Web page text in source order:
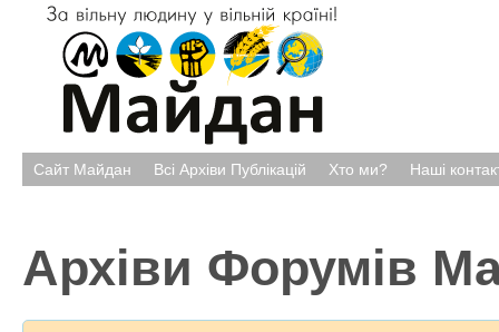
Сайт Майдан Всі Архіви Публікацій Хто ми? Наші
Архіви Форумів